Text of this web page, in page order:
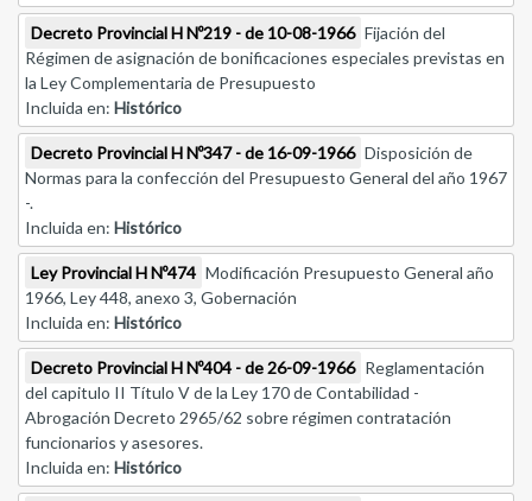
Decreto Provincial H Nº219 - de 10-08-1966 Fijación del
Régimen de asignación de bonificaciones especiales previstas en
la Ley Complementaria de Presupuesto
Incluida en: Histórico
Decreto Provincial H Nº347 - de 16-09-1966 Disposición de
Normas para la confección del Presupuesto General del año 1967
-.
Incluida en: Histórico
Ley Provincial H Nº474 Modificación Presupuesto General año
1966, Ley 448, anexo 3, Gobernación
Incluida en: Histórico
Decreto Provincial H Nº404 - de 26-09-1966 Reglamentación
del capitulo II Título V de la Ley 170 de Contabilidad -
Abrogación Decreto 2965/62 sobre régimen contratación
funcionarios y asesores.
Incluida en: Histórico